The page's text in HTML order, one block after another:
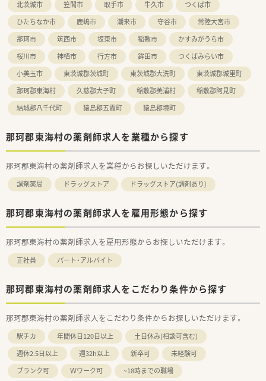
北茨城市 笠間市 取手市 牛久市
つくば市
ひたちなか市
鹿嶋市 潮来市 守谷市
常陸大宮市
那珂市
筑西市 坂東市 稲敷市
かすみがうら市
桜川市
神栖市 行方市 鉾田市
つくばみらい市
小美玉市
東茨城郡茨城町 東茨城郡大洗町
東茨城郡城里町
那珂郡東海村
久慈郡大子町 稲敷郡美浦村
稲敷郡阿見町
結城郡八千代町
猿島郡五霞町 猿島郡境町
那珂郡東海村の薬剤師求人を業種から探す
那珂郡東海村の薬剤師求人を業種からお探しいただけます。
調剤薬局 ドラッグストア ドラッグストア(調剤あり)
那珂郡東海村の薬剤師求人を雇用形態から探す
那珂郡東海村の薬剤師求人を雇用形態からお探しいただけます。
正社員 パート・アルバイト
那珂郡東海村の薬剤師求人をこだわり条件から探す
那珂郡東海村の薬剤師求人をこだわり条件からお探しいただけます。
駅チカ 年間休日120日以上
土日休み(相談可含む)
週休2.5日以上
週32h以上 新卒可
未経験可
ブランク可
Ｗワーク可
~18時までの職場